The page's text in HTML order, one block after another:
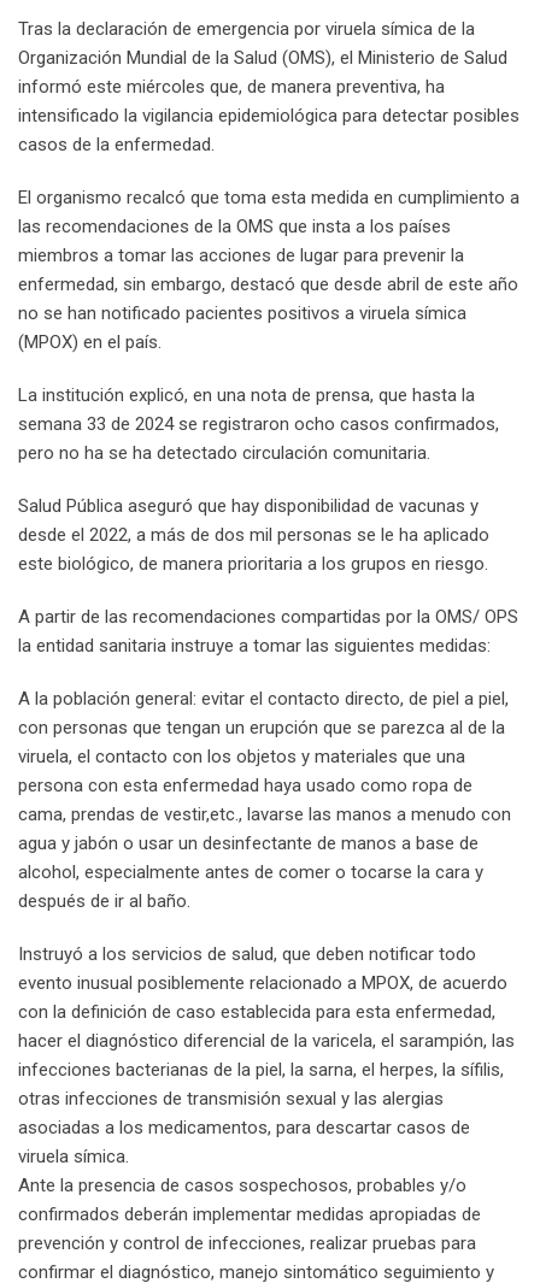
Tras la declaración de emergencia por viruela símica de la
Organización Mundial de la Salud (OMS), el Ministerio de Salud
informó este miércoles que, de manera preventiva, ha
intensificado la vigilancia epidemiológica para detectar posibles
casos de la enfermedad.
El organismo recalcó que toma esta medida en cumplimiento a
las recomendaciones de la OMS que insta a los países
miembros a tomar las acciones de lugar para prevenir la
enfermedad, sin embargo, destacó que desde abril de este año
no se han notificado pacientes positivos a viruela símica
(MPOX) en el país.
La institución explicó, en una nota de prensa, que hasta la
semana 33 de 2024 se registraron ocho casos confirmados,
pero no ha se ha detectado circulación comunitaria.
Salud Pública aseguró que hay disponibilidad de vacunas y
desde el 2022, a más de dos mil personas se le ha aplicado
este biológico, de manera prioritaria a los grupos en riesgo.
A partir de las recomendaciones compartidas por la OMS/ OPS
la entidad sanitaria instruye a tomar las siguientes medidas:
A la población general: evitar el contacto directo, de piel a piel,
con personas que tengan un erupción que se parezca al de la
viruela, el contacto con los objetos y materiales que una
persona con esta enfermedad haya usado como ropa de
cama, prendas de vestir,etc., lavarse las manos a menudo con
agua y jabón o usar un desinfectante de manos a base de
alcohol, especialmente antes de comer o tocarse la cara y
después de ir al baño.
Instruyó a los servicios de salud, que deben notificar todo
evento inusual posiblemente relacionado a MPOX, de acuerdo
con la definición de caso establecida para esta enfermedad,
hacer el diagnóstico diferencial de la varicela, el sarampión, las
infecciones bacterianas de la piel, la sarna, el herpes, la sífilis,
otras infecciones de transmisión sexual y las alergias
asociadas a los medicamentos, para descartar casos de
viruela símica.
Ante la presencia de casos sospechosos, probables y/o
confirmados deberán implementar medidas apropiadas de
prevención y control de infecciones, realizar pruebas para
confirmar el diagnóstico, manejo sintomático seguimiento y